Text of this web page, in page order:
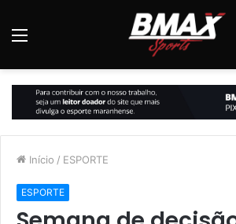
Início / ESPORTE
ESPORTE